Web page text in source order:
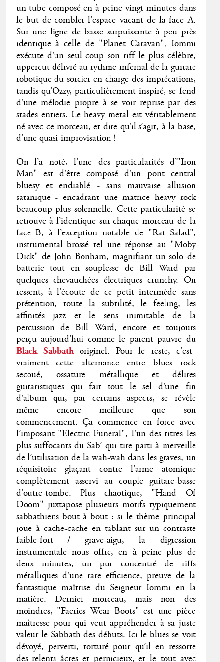
un tube composé en à peine vingt minutes dans
le but de combler l’espace vacant de la face A.
Sur une ligne de basse surpuissante à peu près
identique à celle de "Planet Caravan", Iommi
exécute d’un seul coup son riff le plus célèbre,
uppercut délivré au rythme infernal de la guitare
robotique du sorcier en charge des imprécations,
tandis qu’Ozzy, particulièrement inspiré, se fend
d’une mélodie propre à se voir reprise par des
stades entiers. Le heavy metal est véritablement
né avec ce morceau, et dire qu’il s’agit, à la base,
d’une quasi-improvisation !
On l’a noté, l’une des particularités d’"Iron
Man" est d’être composé d’un pont central
bluesy et endiablé - sans mauvaise allusion
satanique - encadrant une matrice heavy rock
beaucoup plus solennelle. Cette particularité se
retrouve à l’identique sur chaque morceau de la
face B, à l’exception notable de "Rat Salad",
instrumental brossé tel une réponse au "Moby
Dick" de John Bonham, magnifiant un solo de
batterie tout en souplesse de Bill Ward par
quelques chevauchées électriques crunchy. On
ressent, à l’écoute de ce petit intermède sans
prétention, toute la subtilité, le feeling, les
affinités jazz et le sens inimitable de la
percussion de Bill Ward, encore et toujours
perçu aujourd’hui comme le parent pauvre du
Black Sabbathoriginel. Pour le reste, c’est
vraiment cette alternance entre blues rock
secoué, ossature métallique et délires
guitaristiques qui fait tout le sel d’une fin
d’album qui, par certains aspects, se révèle
même encore meilleure que son
commencement. Ça commence en force avec
l’imposant "Electric Funeral", l’un des titres les
plus suffocants du Sab’ qui tire parti à merveille
de l’utilisation de la wah-wah dans les graves, un
réquisitoire glaçant contre l’arme atomique
complètement asservi au couple guitare-basse
d’outre-tombe. Plus chaotique, "Hand Of
Doom" juxtapose plusieurs motifs typiquement
sabbathiens bout à bout : si le thème principal
joue à cache-cache en tablant sur un contraste
faible-fort / grave-aigu, la digression
instrumentale nous offre, en à peine plus de
deux minutes, un pur concentré de riffs
métalliques d’une rare efficience, preuve de la
fantastique maîtrise du Seigneur Iommi en la
matière. Dernier morceau, mais non des
moindres, "Faeries Wear Boots" est une pièce
maîtresse pour qui veut appréhender à sa juste
valeur le Sabbath des débuts. Ici le blues se voit
dévoyé, perverti, torturé pour qu’il en ressorte
des relents âcres et pernicieux, et le tout avec